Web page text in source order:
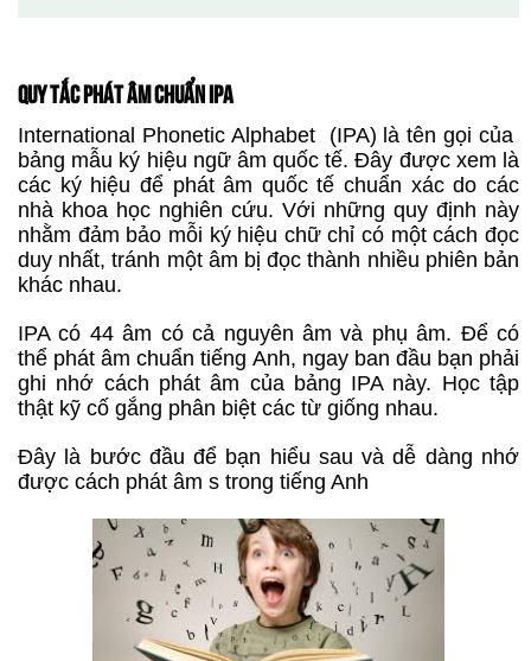
QUY TẮC PHÁT ÂM CHUẨN IPA
International Phonetic Alphabet (IPA) là tên gọi của
bảng mẫu ký hiệu ngữ âm quốc tế. Đây được xem là
các ký hiệu để phát âm quốc tế chuẩn xác do các
nhà khoa học nghiên cứu. Với những quy định này
nhằm đảm bảo mỗi ký hiệu chữ chỉ có một cách đọc
duy nhất, tránh một âm bị đọc thành nhiều phiên bản
khác nhau.
IPA có 44 âm có cả nguyên âm và phụ âm. Để có
thể phát âm chuẩn tiếng Anh, ngay ban đầu bạn phải
ghi nhớ cách phát âm của bảng IPA này. Học tập
thật kỹ cố gắng phân biệt các từ giống nhau.
Đây là bước đầu để bạn hiểu sau và dễ dàng nhớ
được cách phát âm s trong tiếng Anh